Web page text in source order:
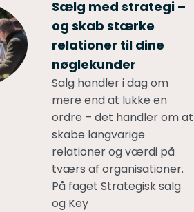
Sælg med strategi –
og skab stærke
relationer til dine
nøglekunder
Salg handler i dag om
mere end at lukke en
ordre – det handler om at
skabe langvarige
relationer og værdi på
tværs af organisationer.
På faget Strategisk salg
og Key